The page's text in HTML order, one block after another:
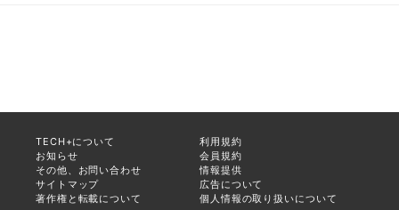
TECH+について
利用規約
お知らせ
会員規約
その他、お問い合わせ
情報提供
サイトマップ
広告について
著作権と転載について
個人情報の取り扱いについて